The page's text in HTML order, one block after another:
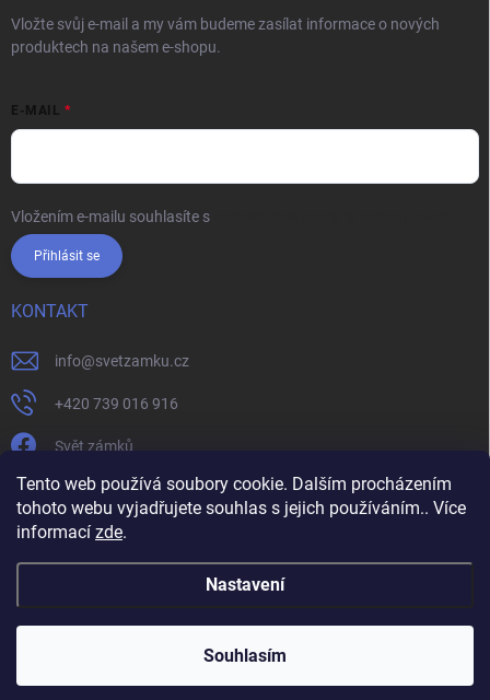
Tento web používá soubory cookie. Dalším procházením
tohoto webu vyjadřujete souhlas s jejich používáním.. Více
informací zde.
Nastavení
Souhlasím
Vložte svůj e-mail a my vám budeme zasílat informace o nových
produktech na našem e-shopu.
E-MAIL
Vložením e-mailu souhlasíte s
Přihlásit se
KONTAKT
info@svetzamku.cz
+420 739 016 916
Svět zámků
svetzamku.cz
Jak nakupovat
Podmínky ochrany osobních údajů
Svět zámků. Všechna práva vyhrazena.